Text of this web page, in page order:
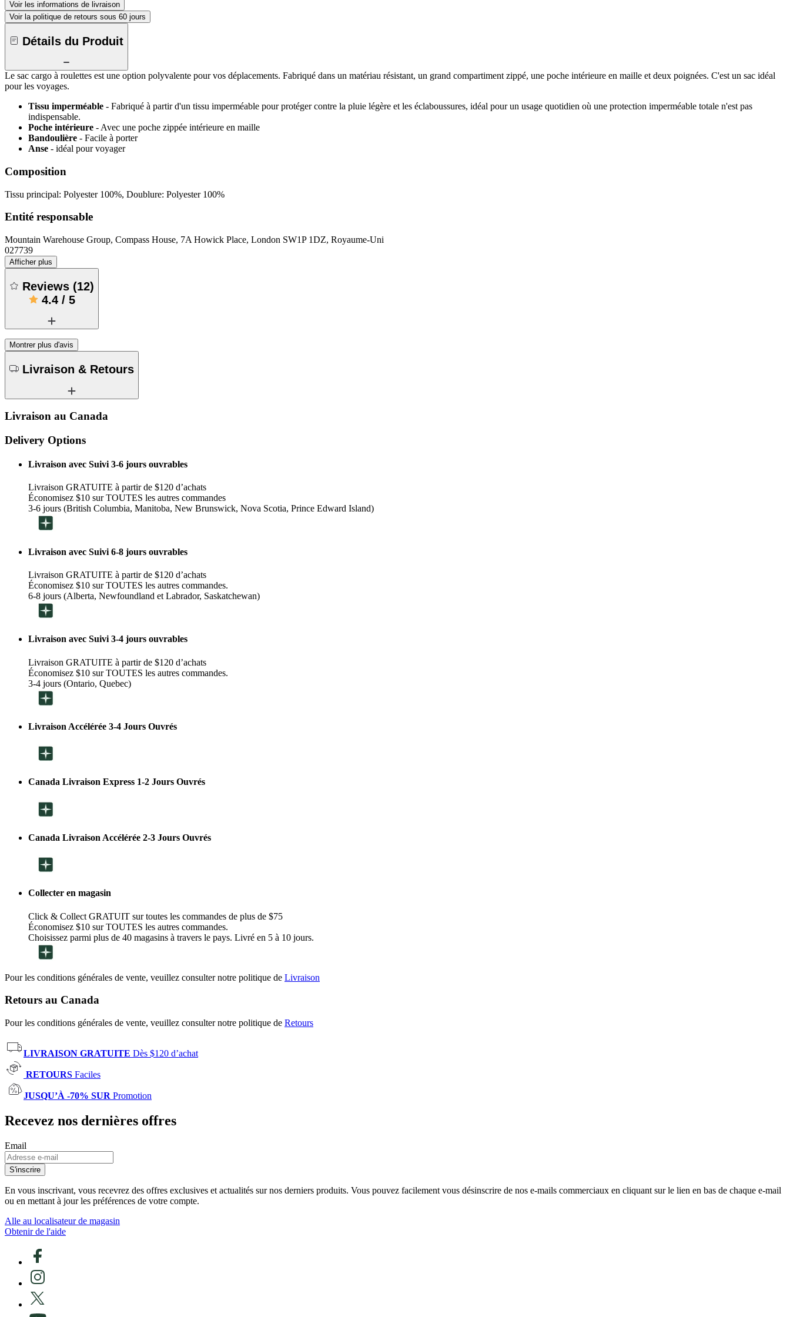
Voir les informations de livraison
Voir la politique de retours sous 60 jours
Détails du Produit
Le sac cargo à roulettes est une option polyvalente pour vos déplacements. Fabriqué dans un matériau résistant, un grand compartiment zippé, une poche intérieure en maille et deux poignées. C'est un sac idéal
pour les voyages.
Tissu imperméable - Fabriqué à partir d'un tissu imperméable pour protéger contre la pluie légère et les éclaboussures, idéal pour un usage quotidien où une protection imperméable totale n'est pas
indispensable.
Poche intérieure - Avec une poche zippée intérieure en maille
Bandoulière - Facile à porter
Anse - idéal pour voyager
Composition
Tissu principal: Polyester 100%, Doublure: Polyester 100%
Entité responsable
Mountain Warehouse Group, Compass House, 7A Howick Place, London SW1P 1DZ, Royaume-Uni
027739
Afficher plus
Reviews (12)
4.4/ 5
Montrer plus d'avis
Livraison & Retours
Livraison au Canada
Delivery Options
Livraison avec Suivi 3-6 jours ouvrables
Livraison GRATUITE à partir de $120 d’achats
Économisez $10 sur TOUTES les autres commandes
3-6 jours (British Columbia, Manitoba, New Brunswick, Nova Scotia, Prince Edward Island)
Livraison avec Suivi 6-8 jours ouvrables
Livraison GRATUITE à partir de $120 d’achats
Économisez $10 sur TOUTES les autres commandes.
6-8 jours (Alberta, Newfoundland et Labrador, Saskatchewan)
Livraison avec Suivi 3-4 jours ouvrables
Livraison GRATUITE à partir de $120 d’achats
Économisez $10 sur TOUTES les autres commandes.
3-4 jours (Ontario, Quebec)
Livraison Accélérée 3-4 Jours Ouvrés
Canada Livraison Express 1-2 Jours Ouvrés
Canada Livraison Accélérée 2-3 Jours Ouvrés
Collecter en magasin
Click & Collect GRATUIT sur toutes les commandes de plus de $75
Économisez $10 sur TOUTES les autres commandes.
Choisissez parmi plus de 40 magasins à travers le pays. Livré en 5 à 10 jours.
Pour les conditions générales de vente, veuillez consulter notre politique de Livraison
Retours au Canada
Pour les conditions générales de vente, veuillez consulter notre politique de Retours
LIVRAISON GRATUITE Dès $120 d’achat
RETOURS Faciles
JUSQU’À -70% SUR Promotion
Recevez nos dernières offres
Email
S'inscrire
En vous inscrivant, vous recevrez des offres exclusives et actualités sur nos derniers produits. Vous pouvez facilement vous désinscrire de nos e-mails commerciaux en cliquant sur le lien en bas de chaque e-mail
ou en mettant à jour les préférences de votre compte.
Alle au localisateur de magasin
Obtenir de l'aide